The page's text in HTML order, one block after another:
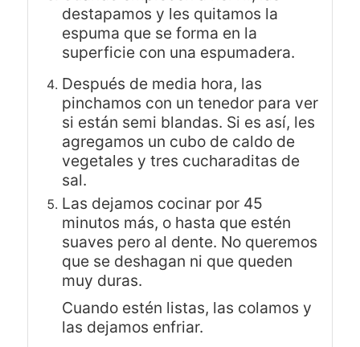
destapamos y les quitamos la
espuma que se forma en la
superficie con una espumadera.
Después de media hora, las
pinchamos con un tenedor para ver
si están semi blandas. Si es así, les
agregamos un cubo de caldo de
vegetales y tres cucharaditas de
sal.
Las dejamos cocinar por 45
minutos más, o hasta que estén
suaves pero al dente. No queremos
que se deshagan ni que queden
muy duras.
Cuando estén listas, las colamos y
las dejamos enfriar.